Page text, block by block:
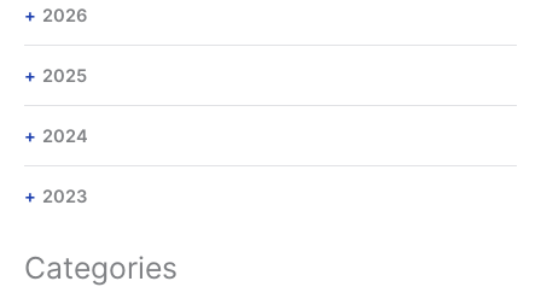
2026
2025
2024
2023
Categories